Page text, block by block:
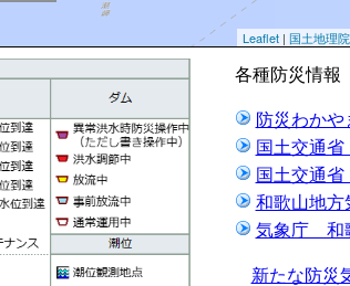
Leaflet| 国土地理院
各種防災情報
防災わかや
国土交通
国土交通
和歌山地方
気象庁 和
新たな防災